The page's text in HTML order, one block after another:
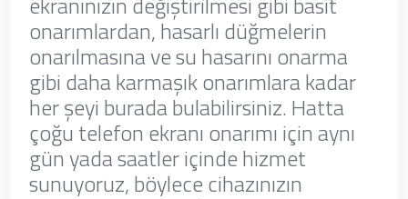
onarımlardan, hasarlı düğmelerin
onarılmasına ve su hasarını onarma
gibi daha karmaşık onarımlara kadar
her şeyi burada bulabilirsiniz. Hatta
çoğu telefon ekranı onarımı için aynı
gün yada saatler içinde hizmet
sunuyoruz, böylece cihazınızın